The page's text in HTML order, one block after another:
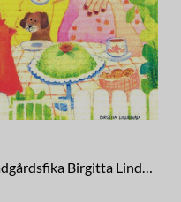
Disktrasa Trädgårdsfika Birgitta Lindeblad